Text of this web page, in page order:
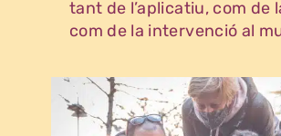
tant de l’aplicatiu, com de
com de la intervenció al